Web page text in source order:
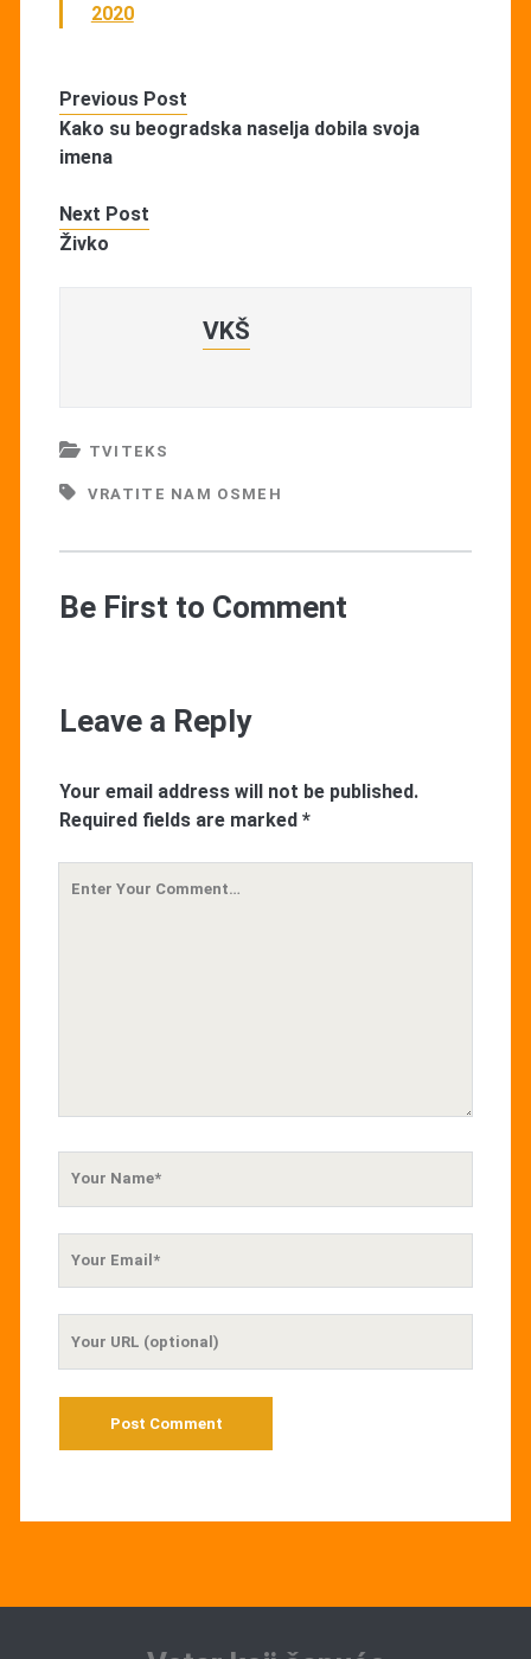
2020
Previous Post
Kako su beogradska naselja dobila svoja
imena
Next Post
Živko
VKŠ
TVITEKS
VRATITE NAM OSMEH
Be First to Comment
Leave a Reply
Your email address will not be published.
Required fields are marked *